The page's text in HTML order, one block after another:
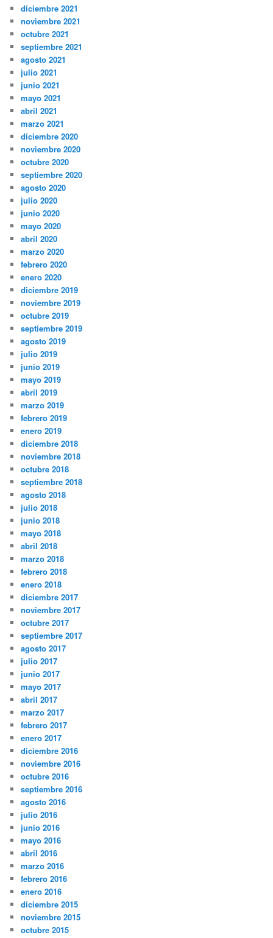
diciembre 2021
noviembre 2021
octubre 2021
septiembre 2021
agosto 2021
julio 2021
junio 2021
mayo 2021
abril 2021
marzo 2021
diciembre 2020
noviembre 2020
octubre 2020
septiembre 2020
agosto 2020
julio 2020
junio 2020
mayo 2020
abril 2020
marzo 2020
febrero 2020
enero 2020
diciembre 2019
noviembre 2019
octubre 2019
septiembre 2019
agosto 2019
julio 2019
junio 2019
mayo 2019
abril 2019
marzo 2019
febrero 2019
enero 2019
diciembre 2018
noviembre 2018
octubre 2018
septiembre 2018
agosto 2018
julio 2018
junio 2018
mayo 2018
abril 2018
marzo 2018
febrero 2018
enero 2018
diciembre 2017
noviembre 2017
octubre 2017
septiembre 2017
agosto 2017
julio 2017
junio 2017
mayo 2017
abril 2017
marzo 2017
febrero 2017
enero 2017
diciembre 2016
noviembre 2016
octubre 2016
septiembre 2016
agosto 2016
julio 2016
junio 2016
mayo 2016
abril 2016
marzo 2016
febrero 2016
enero 2016
diciembre 2015
noviembre 2015
octubre 2015